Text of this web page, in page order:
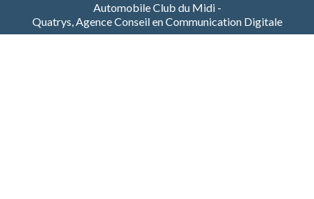
Automobile Club du Midi -
Quatrys, Agence Conseil en Communication Digitale